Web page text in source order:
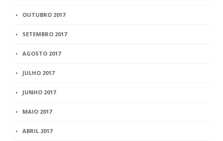
OUTUBRO 2017
SETEMBRO 2017
AGOSTO 2017
JULHO 2017
JUNHO 2017
MAIO 2017
ABRIL 2017